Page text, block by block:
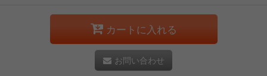
カートに入れる
お問い合わせ